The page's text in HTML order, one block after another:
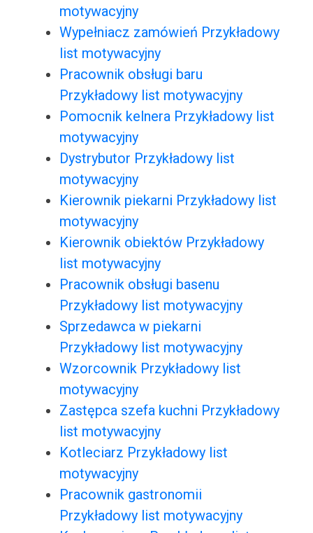
motywacyjny
Wypełniacz zamówień Przykładowy
list motywacyjny
Pracownik obsługi baru
Przykładowy list motywacyjny
Pomocnik kelnera Przykładowy list
motywacyjny
Dystrybutor Przykładowy list
motywacyjny
Kierownik piekarni Przykładowy list
motywacyjny
Kierownik obiektów Przykładowy
list motywacyjny
Pracownik obsługi basenu
Przykładowy list motywacyjny
Sprzedawca w piekarni
Przykładowy list motywacyjny
Wzorcownik Przykładowy list
motywacyjny
Zastępca szefa kuchni Przykładowy
list motywacyjny
Kotleciarz Przykładowy list
motywacyjny
Pracownik gastronomii
Przykładowy list motywacyjny